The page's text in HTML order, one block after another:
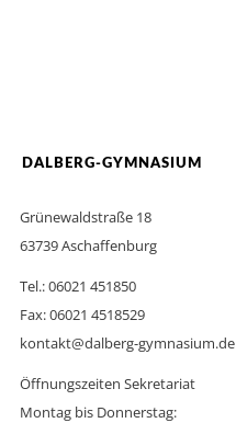
DALBERG-GYMNASIUM
Grünewaldstraße 18
63739 Aschaffenburg
Tel.: 06021 451850
Fax: 06021 4518529
kontakt@dalberg-gymnasium.de
Öffnungszeiten Sekretariat
Montag bis Donnerstag: